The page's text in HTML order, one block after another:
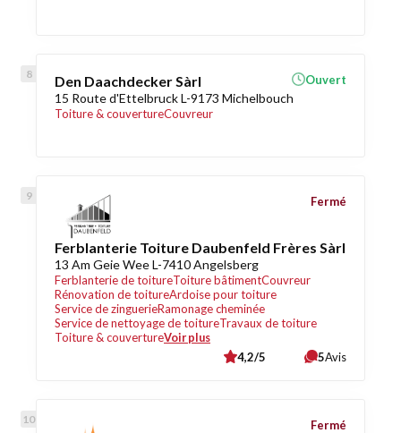
Den Daachdecker Sàrl
15 Route d'Ettelbruck L-9173 Michelbouch
Toiture & couvertureCouvreur
Ouvert
Ferblanterie Toiture Daubenfeld Frères Sàrl
13 Am Geie Wee L-7410 Angelsberg
Ferblanterie de toitureToiture bâtimentCouvreur
Rénovation de toitureArdoise pour toiture
Service de zinguerieRamonage cheminée
Service de nettoyage de toitureTravaux de toiture
Toiture & couvertureVoir plus
Fermé
4,2/5 5Avis
Fermé